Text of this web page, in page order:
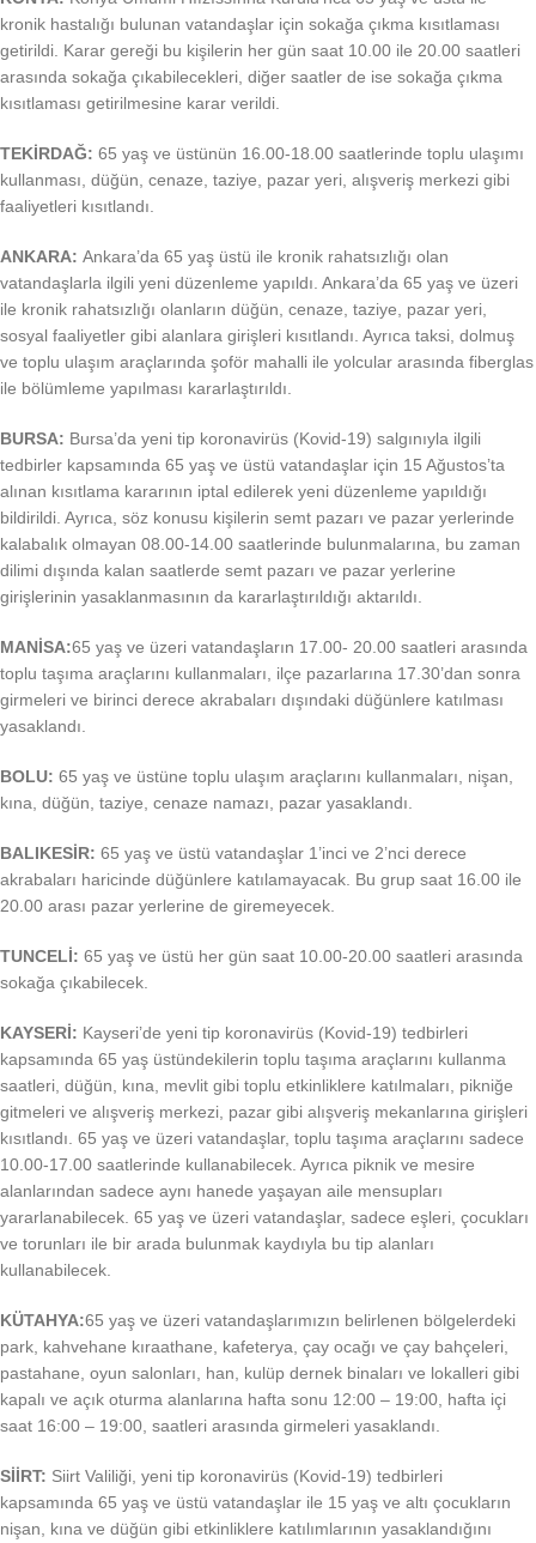
kronik hastalığı bulunan vatandaşlar için sokağa çıkma kısıtlaması
getirildi. Karar gereği bu kişilerin her gün saat 10.00 ile 20.00 saatleri
arasında sokağa çıkabilecekleri, diğer saatler de ise sokağa çıkma
kısıtlaması getirilmesine karar verildi.
TEKİRDAĞ: 65 yaş ve üstünün 16.00-18.00 saatlerinde toplu ulaşımı
kullanması, düğün, cenaze, taziye, pazar yeri, alışveriş merkezi gibi
faaliyetleri kısıtlandı.
ANKARA: Ankara’da 65 yaş üstü ile kronik rahatsızlığı olan
vatandaşlarla ilgili yeni düzenleme yapıldı. Ankara’da 65 yaş ve üzeri
ile kronik rahatsızlığı olanların düğün, cenaze, taziye, pazar yeri,
sosyal faaliyetler gibi alanlara girişleri kısıtlandı. Ayrıca taksi, dolmuş
ve toplu ulaşım araçlarında şoför mahalli ile yolcular arasında fiberglas
ile bölümleme yapılması kararlaştırıldı.
BURSA: Bursa’da yeni tip koronavirüs (Kovid-19) salgınıyla ilgili
tedbirler kapsamında 65 yaş ve üstü vatandaşlar için 15 Ağustos’ta
alınan kısıtlama kararının iptal edilerek yeni düzenleme yapıldığı
bildirildi. Ayrıca, söz konusu kişilerin semt pazarı ve pazar yerlerinde
kalabalık olmayan 08.00-14.00 saatlerinde bulunmalarına, bu zaman
dilimi dışında kalan saatlerde semt pazarı ve pazar yerlerine
girişlerinin yasaklanmasının da kararlaştırıldığı aktarıldı.
MANİSA:65 yaş ve üzeri vatandaşların 17.00- 20.00 saatleri arasında
toplu taşıma araçlarını kullanmaları, ilçe pazarlarına 17.30’dan sonra
girmeleri ve birinci derece akrabaları dışındaki düğünlere katılması
yasaklandı.
BOLU: 65 yaş ve üstüne toplu ulaşım araçlarını kullanmaları, nişan,
kına, düğün, taziye, cenaze namazı, pazar yasaklandı.
BALIKESİR: 65 yaş ve üstü vatandaşlar 1’inci ve 2’nci derece
akrabaları haricinde düğünlere katılamayacak. Bu grup saat 16.00 ile
20.00 arası pazar yerlerine de giremeyecek.
TUNCELİ: 65 yaş ve üstü her gün saat 10.00-20.00 saatleri arasında
sokağa çıkabilecek.
KAYSERİ: Kayseri’de yeni tip koronavirüs (Kovid-19) tedbirleri
kapsamında 65 yaş üstündekilerin toplu taşıma araçlarını kullanma
saatleri, düğün, kına, mevlit gibi toplu etkinliklere katılmaları, pikniğe
gitmeleri ve alışveriş merkezi, pazar gibi alışveriş mekanlarına girişleri
kısıtlandı. 65 yaş ve üzeri vatandaşlar, toplu taşıma araçlarını sadece
10.00-17.00 saatlerinde kullanabilecek. Ayrıca piknik ve mesire
alanlarından sadece aynı hanede yaşayan aile mensupları
yararlanabilecek. 65 yaş ve üzeri vatandaşlar, sadece eşleri, çocukları
ve torunları ile bir arada bulunmak kaydıyla bu tip alanları
kullanabilecek.
KÜTAHYA:65 yaş ve üzeri vatandaşlarımızın belirlenen bölgelerdeki
park, kahvehane kıraathane, kafeterya, çay ocağı ve çay bahçeleri,
pastahane, oyun salonları, han, kulüp dernek binaları ve lokalleri gibi
kapalı ve açık oturma alanlarına hafta sonu 12:00 – 19:00, hafta içi
saat 16:00 – 19:00, saatleri arasında girmeleri yasaklandı.
SİİRT: Siirt Valiliği, yeni tip koronavirüs (Kovid-19) tedbirleri
kapsamında 65 yaş ve üstü vatandaşlar ile 15 yaş ve altı çocukların
nişan, kına ve düğün gibi etkinliklere katılımlarının yasaklandığını